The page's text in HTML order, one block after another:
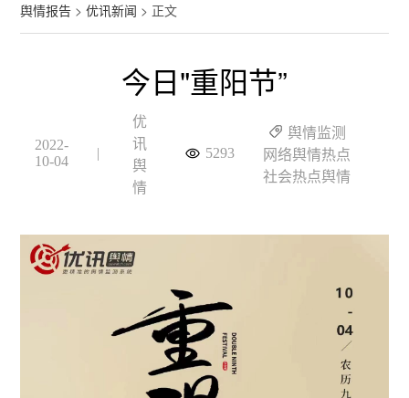
舆情报告 >优讯新闻 > 正文
今日"重阳节”
2022-
10-04
|
优
讯
舆
情
5293
舆情监测
网络舆情热点
社会热点舆情